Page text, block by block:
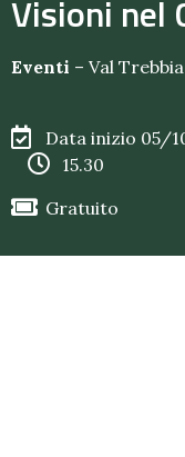
Visioni nel
Eventi – Val Trebbia
Data inizio 05/
15.30
Gratuito